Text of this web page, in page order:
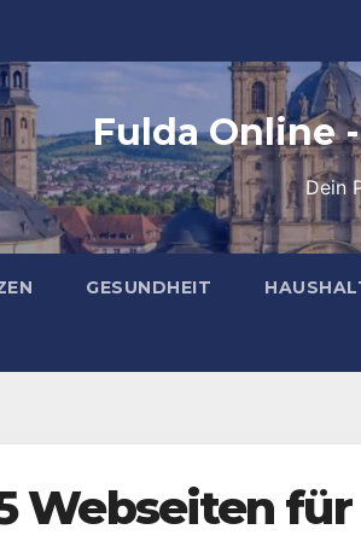
Fulda Online
Dein
GESUNDHEIT
Webseiten für